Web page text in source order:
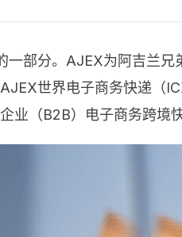
部分。AJEX为阿吉兰
世界电子商务快递（
业（B2B）电子商务跨境